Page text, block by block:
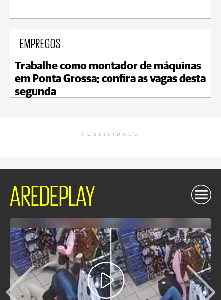
EMPREGOS
Trabalhe como montador de máquinas
em Ponta Grossa; confira as vagas desta
segunda
PUBLICIDADE
AREDEPLAY